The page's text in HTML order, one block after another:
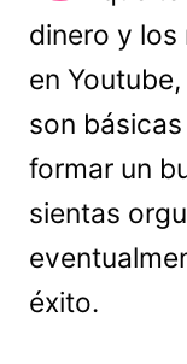
dinero y los
en
son
formar un
sientas
éxito.